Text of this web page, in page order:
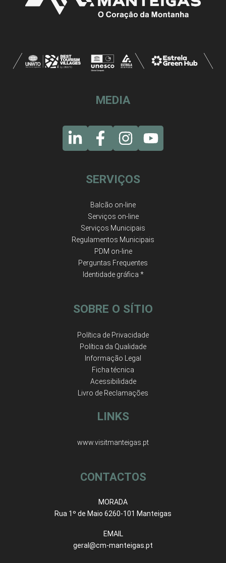
MEDIA
SERVIÇOS
Balcão on-line
Serviços on-line
Serviços Municipais
Regulamentos Municipais
PDM on-line
Perguntas Frequentes
Identidade gráfica *
SOBRE O SÍTIO
Política de Privacidade
Política da Qualidade
Informação Legal
Ficha técnica
Acessibilidade
Livro de Reclamações
LINKS
www.visitmanteigas.pt
CONTACTOS
MORADA
Rua 1º de Maio 6260-101 Manteigas
EMAIL
geral@cm-manteigas.pt